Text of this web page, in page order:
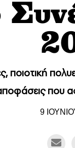
ποιοτική
που
9